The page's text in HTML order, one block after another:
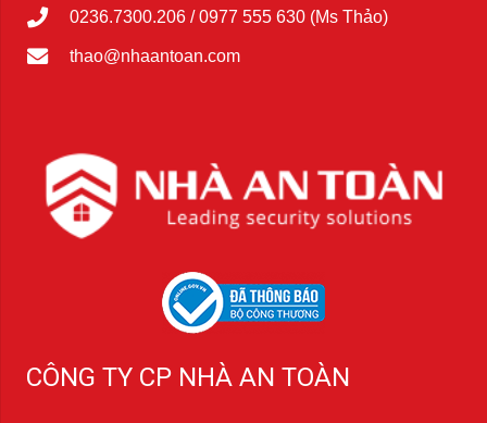
0236.7300.206 / 0977 555 630 (Ms Thảo)
thao@nhaantoan.com
CÔNG TY CP NHÀ AN TOÀN